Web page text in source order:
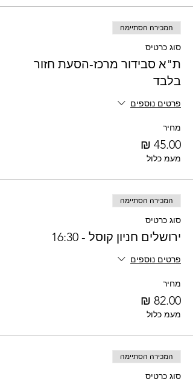
המכירה הסתיימה
סוג כרטיס
ת"א סבידור מרכז-הסעת חזור
בלבד
פרטים נוספים
מחיר
מעמ כלול
המכירה הסתיימה
סוג כרטיס
ירושלים חניון קוסל - 16:30
פרטים נוספים
מחיר
מעמ כלול
המכירה הסתיימה
סוג כרטיס